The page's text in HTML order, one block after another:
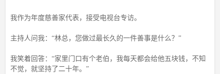
我作为年度慈善家代表，接受电视台专访。
主持人问我：“林总，您做过最长久的一件善事是什么？”
我笑着回答：“家里门口有个老伯，我每天都会给他五块钱，不知
不觉，就坚持了二十年。”